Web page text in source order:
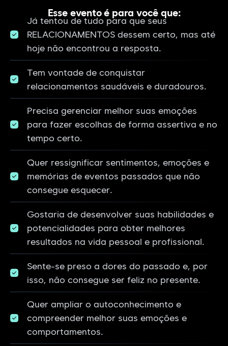
Esse evento é para você que:
Já tentou de tudo para que seus
RELACIONAMENTOS dessem certo, mas até
hoje não encontrou a resposta.
Tem vontade de conquistar
relacionamentos saudáveis e duradouros.
Precisa gerenciar melhor suas emoções
para fazer escolhas de forma assertiva e no
tempo certo.
Quer ressignificar sentimentos, emoções e
memórias de eventos passados que não
consegue esquecer.
Gostaria de desenvolver suas habilidades e
potencialidades para obter melhores
resultados na vida pessoal e profissional.
Sente-se preso a dores do passado e, por
isso, não consegue ser feliz no presente.
Quer ampliar o autoconhecimento e
compreender melhor suas emoções e
comportamentos.